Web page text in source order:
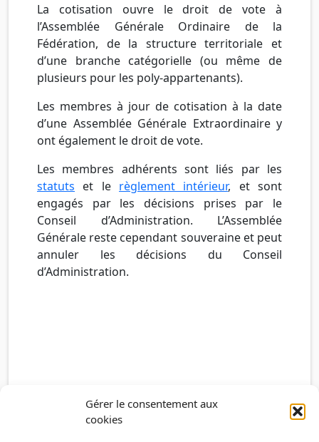
Gérer le consentement aux
cookies
La cotisation ouvre le droit de vote à
l’Assemblée Générale Ordinaire de la
Fédération, de la structure territoriale et
d’une branche catégorielle (ou même de
plusieurs pour les poly-appartenants).
Les membres à jour de cotisation à la date
d’une Assemblée Générale Extraordinaire y
ont également le droit de vote.
Les membres adhérents sont liés par les
statuts et le règlement intérieur, et sont
engagés par les décisions prises par le
Conseil d’Administration. L’Assemblée
Générale reste cependant souveraine et peut
annuler les décisions du Conseil
d’Administration.